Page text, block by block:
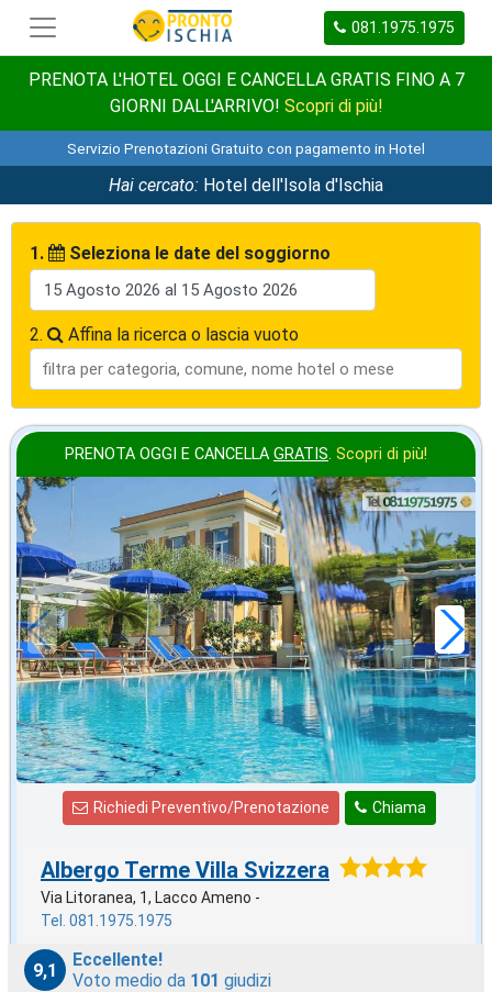
081.1975.1975
PRENOTA L'HOTEL OGGI E CANCELLA GRATIS FINO A 7
GIORNI DALL'ARRIVO! Scopri di più!
Servizio Prenotazioni Gratuito con pagamento in Hotel
Hai cercato: Hotel dell'Isola d'Ischia
1. Seleziona le date del soggiorno
2. Affina la ricerca o lascia vuoto
PRENOTA OGGI E CANCELLA GRATIS. Scopri di più!
2026 FERRAGOSTO
in offerta da
€142,86
a notte
Chiama
Richiedi Preventivo/Prenotazione
Albergo Terme Villa Svizzera
Via Litoranea, 1, Lacco Ameno -
Tel. 081.1975.1975
9,1
Eccellente!
Voto medio da 101 giudizi